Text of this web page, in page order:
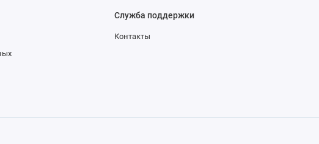
Служба поддержки
Контакты